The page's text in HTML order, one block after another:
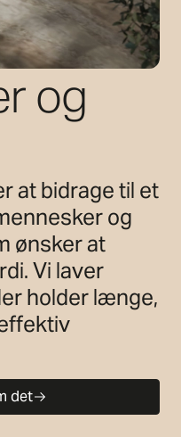
og
at bidrage til et
og
ønsker at
Vi laver
holder længe,
det